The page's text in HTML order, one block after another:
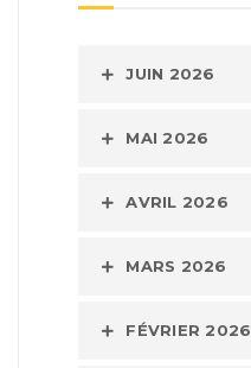
JUIN 2026
MAI 2026
AVRIL 2026
MARS 2026
FÉVRIER 2026